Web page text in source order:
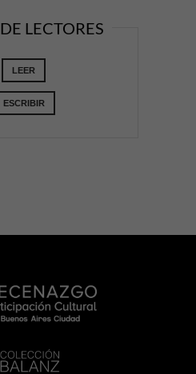
DE LECTORES
LEER
ESCRIBIR